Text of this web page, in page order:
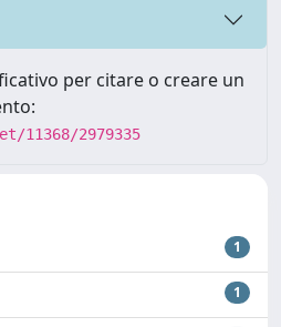
per citare o creare un
11368/2979335
1
1